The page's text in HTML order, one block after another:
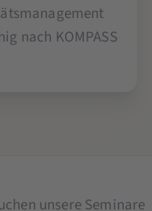
nach KOMPASS
unsere Seminare